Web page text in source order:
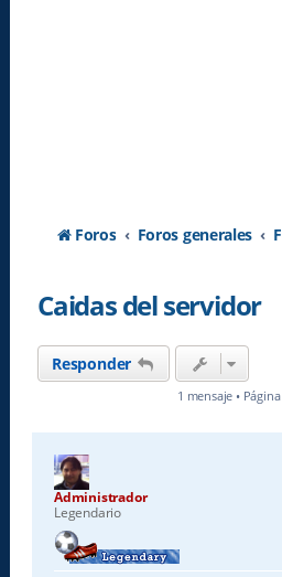
Foros Foros generales
Caidas del servidor
Responder
1 mensaje • Página
Administrador
Legendario